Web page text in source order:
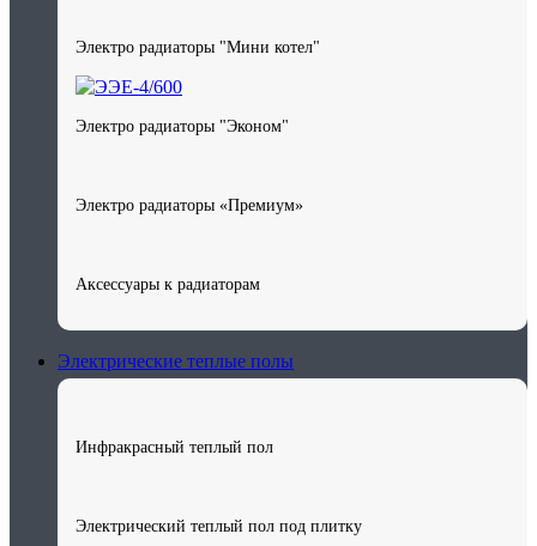
Электро радиаторы "Мини котел"
Электро радиаторы "Эконом"
Электро радиаторы «Премиум»
Аксессуары к радиаторам
Электрические теплые полы
Инфракрасный теплый пол
Электрический теплый пол под плитку